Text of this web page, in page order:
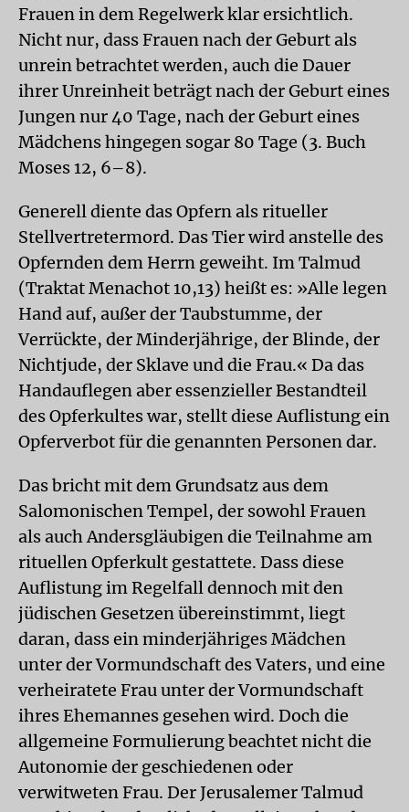
Frauen in dem Regelwerk klar ersichtlich.
Nicht nur, dass Frauen nach der Geburt als
unrein betrachtet werden, auch die Dauer
ihrer Unreinheit beträgt nach der Geburt eines
Jungen nur 40 Tage, nach der Geburt eines
Mädchens hingegen sogar 80 Tage (3. Buch
Moses 12, 6–8).
Generell diente das Opfern als ritueller
Stellvertretermord. Das Tier wird anstelle des
Opfernden dem Herrn geweiht. Im Talmud
(Traktat Menachot 10,13) heißt es: »Alle legen
Hand auf, außer der Taubstumme, der
Verrückte, der Minderjährige, der Blinde, der
Nichtjude, der Sklave und die Frau.« Da das
Handauflegen aber essenzieller Bestandteil
des Opferkultes war, stellt diese Auflistung ein
Opferverbot für die genannten Personen dar.
Das bricht mit dem Grundsatz aus dem
Salomonischen Tempel, der sowohl Frauen
als auch Andersgläubigen die Teilnahme am
rituellen Opferkult gestattete. Dass diese
Auflistung im Regelfall dennoch mit den
jüdischen Gesetzen übereinstimmt, liegt
daran, dass ein minderjähriges Mädchen
unter der Vormundschaft des Vaters, und eine
verheiratete Frau unter der Vormundschaft
ihres Ehemannes gesehen wird. Doch die
allgemeine Formulierung beachtet nicht die
Autonomie der geschiedenen oder
verwitweten Frau. Der Jerusalemer Talmud